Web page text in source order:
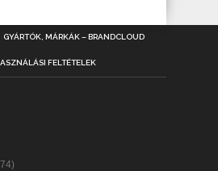
GYÁRTÓK, MÁRKÁK – BRANDCLOUD
FELTÉTELEK